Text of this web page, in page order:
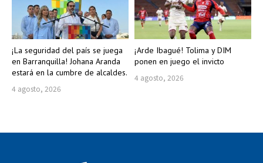
¡La seguridad del país se juega
en Barranquilla! Johana Aranda
estará en la cumbre de alcaldes.
4 agosto, 2026
¡Arde Ibagué! Tolima y DIM
ponen en juego el invicto
4 agosto, 2026